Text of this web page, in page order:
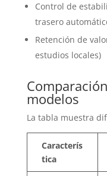
Control de
trasero
Retención de
estudios locales)
modelos
La tabla muestra
Caracterís
tica